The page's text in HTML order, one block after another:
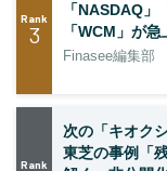
Rank
3
「NASDAQ
「WCM」が
Finasee編集部
Rank
次の「キオク
東芝の事例「